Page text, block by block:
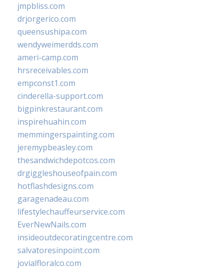
jmpbliss.com
drjorgerico.com
queensushipa.com
wendyweimerdds.com
ameri-camp.com
hrsreceivables.com
empconst1.com
cinderella-support.com
bigpinkrestaurant.com
inspirehuahin.com
memmingerspainting.com
jeremypbeasley.com
thesandwichdepotcos.com
drgiggleshouseofpain.com
hotflashdesigns.com
garagenadeau.com
lifestylechauffeurservice.com
EverNewNails.com
insideoutdecoratingcentre.com
salvatoresinpoint.com
jovialfloralco.com